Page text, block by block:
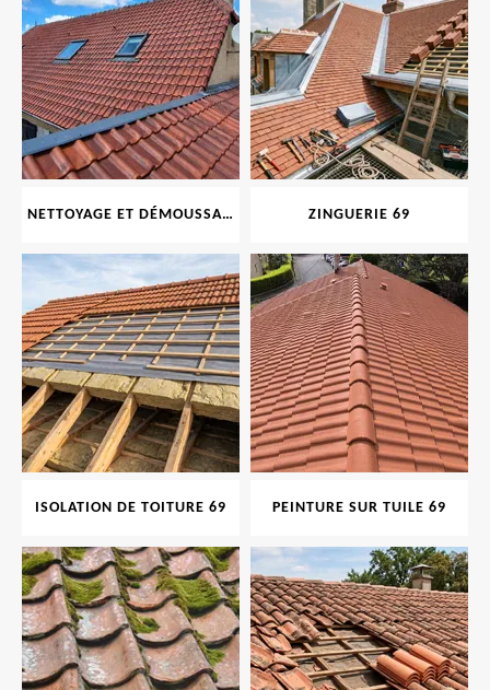
NETTOYAGE ET DÉMOUSSAGE DE TOITURE ET FAÇADE 69 ZINGUERIE 69
ISOLATION DE TOITURE 69 PEINTURE SUR TUILE 69